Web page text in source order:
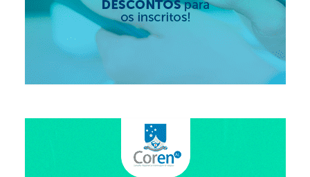
Portarias
Resoluções
Censura Pública
Suspensão do Exercício Profissional